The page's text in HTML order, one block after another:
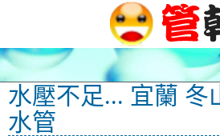
水壓不足... 宜蘭 冬
水管